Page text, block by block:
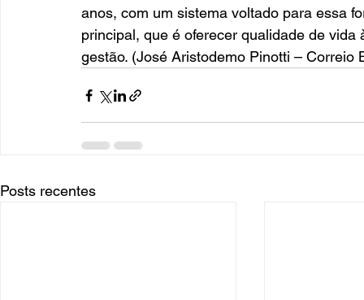
anos, com um sistema voltado para essa
principal, que é oferecer qualidade de
gestão. (José Aristodemo Pinotti – Correio
Posts recentes